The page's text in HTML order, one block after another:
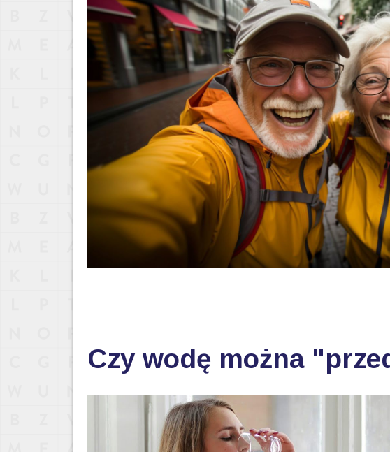
Czy wodę można